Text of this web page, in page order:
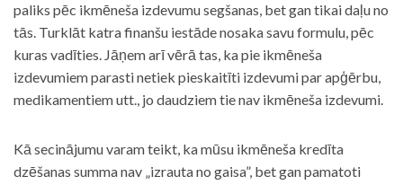
paliks pēc ikmēneša izdevumu segšanas, bet gan tikai daļu no
tās. Turklāt katra finanšu iestāde nosaka savu formulu, pēc
kuras vadīties. Jāņem arī vērā tas, ka pie ikmēneša
izdevumiem parasti netiek pieskaitīti izdevumi par apģērbu,
medikamentiem utt., jo daudziem tie nav ikmēneša izdevumi.
Kā secinājumu varam teikt, ka mūsu ikmēneša kredīta
dzēšanas summa nav „izrauta no gaisa”, bet gan pamatoti